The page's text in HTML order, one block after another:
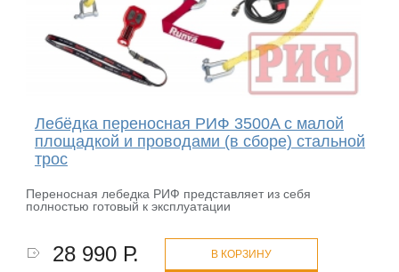
Лебёдка переносная РИФ 3500A c малой
площадкой и проводами (в сборе) стальной
трос
Переносная лебедка РИФ представляет из себя
полностью готовый к эксплуатации
28 990 Р. В КОРЗИНУ